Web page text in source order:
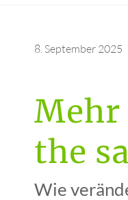
8. September 2025
Mehr
the
Wie